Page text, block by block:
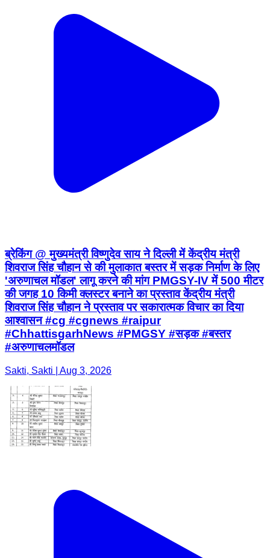
ब्रेकिंग @ मुख्यमंत्री विष्णुदेव साय ने दिल्ली में केंद्रीय मंत्री
शिवराज सिंह चौहान से की मुलाकात बस्तर में सड़क निर्माण के लिए
'अरुणाचल मॉडल' लागू करने की मांग PMGSY-IV में 500 मीटर
की जगह 10 किमी क्लस्टर बनाने का प्रस्ताव केंद्रीय मंत्री
शिवराज सिंह चौहान ने प्रस्ताव पर सकारात्मक विचार का दिया
आश्वासन #cg #cgnews #raipur
#ChhattisgarhNews #PMGSY #सड़क #बस्तर
#अरुणाचलमॉडल
Sakti, Sakti | Aug 3, 2026